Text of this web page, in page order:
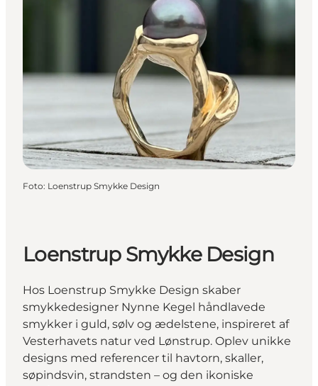
Foto: Loenstrup Smykke Design
Loenstrup Smykke Design
Hos Loenstrup Smykke Design skaber
smykkedesigner Nynne Kegel håndlavede
smykker i guld, sølv og ædelstene, inspireret af
Vesterhavets natur ved Lønstrup. Oplev unikke
designs med referencer til havtorn, skaller,
søpindsvin, strandsten – og den ikoniske